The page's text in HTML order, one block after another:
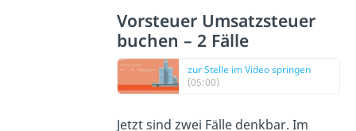
Vorsteuer Umsatzsteuer
buchen – 2 Fälle
zur Stelle im Video springen
(05:00)
Jetzt sind zwei Fälle denkbar. Im